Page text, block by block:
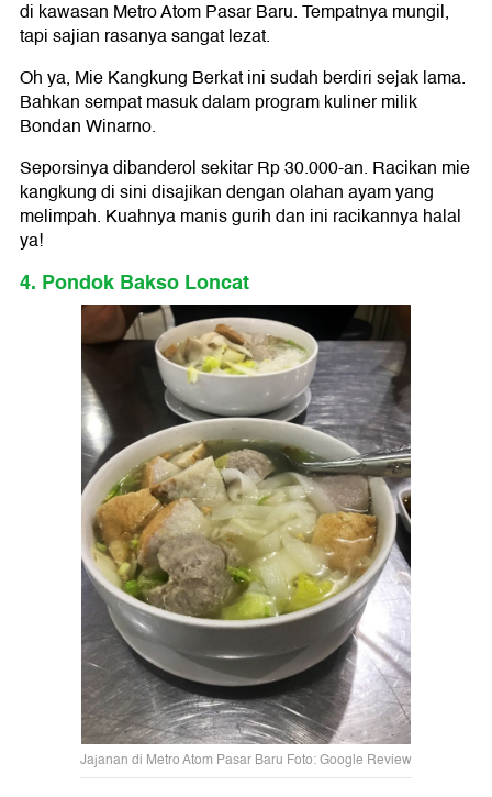
di kawasan Metro Atom Pasar Baru. Tempatnya mungil,
tapi sajian rasanya sangat lezat.
Oh ya, Mie Kangkung Berkat ini sudah berdiri sejak lama.
Bahkan sempat masuk dalam program kuliner milik
Bondan Winarno.
Seporsinya dibanderol sekitar Rp 30.000-an. Racikan mie
kangkung di sini disajikan dengan olahan ayam yang
melimpah. Kuahnya manis gurih dan ini racikannya halal
ya!
4. Pondok Bakso Loncat
Jajanan di Metro Atom Pasar Baru Foto: Google Review